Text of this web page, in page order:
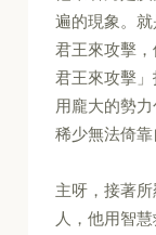
遍的現象。
君王來攻擊
君王來攻擊
用龐大的勢
稀少無法倚靠
主呀，接著
人，他用智